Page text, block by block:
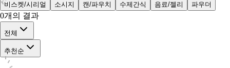
비스켓/시리얼
소시지 캔/파우치 수제간식 음료/젤리 파우더
0개의 결과
전체
추천순